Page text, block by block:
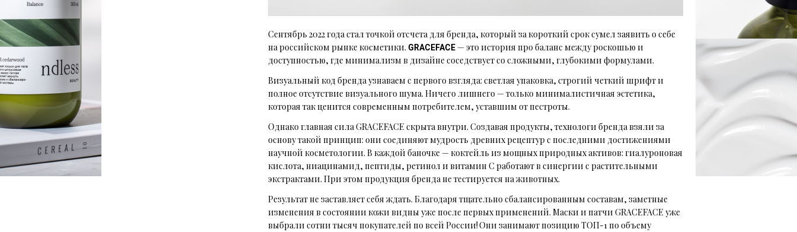
Сентябрь 2022 года стал точкой отсчета для бренда, который за короткий срок сумел заявить о себе
на российском рынке косметики. GRACEFACE— это история про баланс между роскошью и
доступностью, где минимализм в дизайне соседствует со сложными, глубокими формулами.
Визуальный код бренда узнаваем с первого взгляда: светлая упаковка, строгий четкий шрифт и
полное отсутствие визуального шума. Ничего лишнего — только минималистичная эстетика,
которая так ценится современным потребителем, уставшим от пестроты.
Однако главная сила GRACEFACE скрыта внутри. Создавая продукты, технологи бренда взяли за
основу такой принцип: они соединяют мудрость древних рецептур с последними достижениями
научной косметологии. В каждой баночке — коктейль из мощных природных активов: гиалуроновая
кислота, ниацинамид, пептиды, ретинол и витамин С работают в синергии с растительными
экстрактами. При этом продукция бренда не тестируется на животных.
Результат не заставляет себя ждать. Благодаря тщательно сбалансированным составам, заметные
изменения в состоянии кожи видны уже после первых применений. Маски и патчи GRACEFACE уже
выбрали сотни тысяч покупателей по всей России! Они занимают позицию ТОП-1 по объему